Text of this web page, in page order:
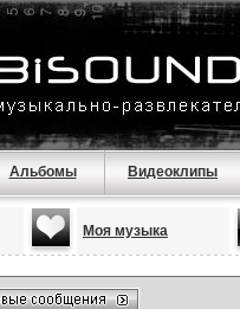
Альбомы Видеоклипы
Моя музыка